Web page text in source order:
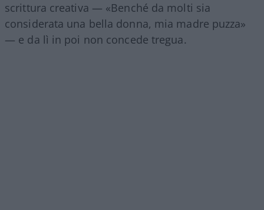
scrittura creativa — «Benché da molti sia
considerata una bella donna, mia madre puzza»
— e da lì in poi non concede tregua.